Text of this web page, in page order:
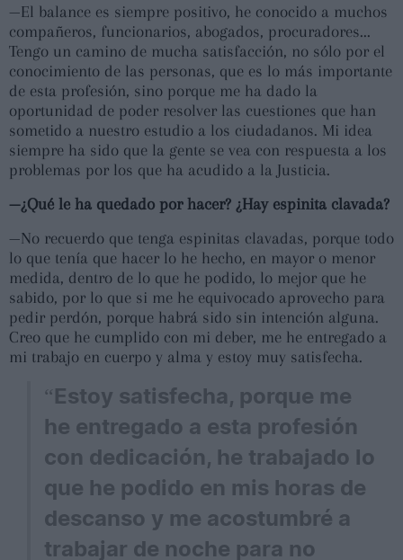
—El balance es siempre positivo, he conocido a muchos
compañeros, funcionarios, abogados, procuradores...
Tengo un camino de mucha satisfacción, no sólo por el
conocimiento de las personas, que es lo más importante
de esta profesión, sino porque me ha dado la
oportunidad de poder resolver las cuestiones que han
sometido a nuestro estudio a los ciudadanos. Mi idea
siempre ha sido que la gente se vea con respuesta a los
problemas por los que ha acudido a la Justicia.
—¿Qué le ha quedado por hacer? ¿Hay espinita clavada?
—No recuerdo que tenga espinitas clavadas, porque todo
lo que tenía que hacer lo he hecho, en mayor o menor
medida, dentro de lo que he podido, lo mejor que he
sabido, por lo que si me he equivocado aprovecho para
pedir perdón, porque habrá sido sin intención alguna.
Creo que he cumplido con mi deber, me he entregado a
mi trabajo en cuerpo y alma y estoy muy satisfecha.
“Estoy satisfecha, porque me
he entregado a esta profesión
con dedicación, he trabajado lo
que he podido en mis horas de
descanso y me acostumbré a
trabajar de noche para no